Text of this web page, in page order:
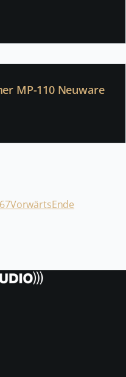
MP-110 Neuware
67VorwärtsEnde